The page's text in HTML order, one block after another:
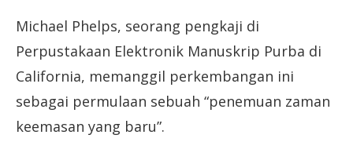
Michael Phelps, seorang pengkaji di
Perpustakaan Elektronik Manuskrip Purba di
California, memanggil perkembangan ini
sebagai permulaan sebuah “penemuan zaman
keemasan yang baru”.